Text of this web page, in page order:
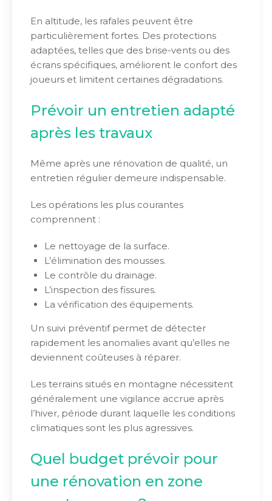
En altitude, les rafales peuvent être
particulièrement fortes. Des protections
adaptées, telles que des brise-vents ou des
écrans spécifiques, améliorent le confort des
joueurs et limitent certaines dégradations.
Prévoir un entretien adapté
après les travaux
Même après une rénovation de qualité, un
entretien régulier demeure indispensable.
Les opérations les plus courantes
comprennent :
Le nettoyage de la surface.
L’élimination des mousses.
Le contrôle du drainage.
L’inspection des fissures.
La vérification des équipements.
Un suivi préventif permet de détecter
rapidement les anomalies avant qu’elles ne
deviennent coûteuses à réparer.
Les terrains situés en montagne nécessitent
généralement une vigilance accrue après
l’hiver, période durant laquelle les conditions
climatiques sont les plus agressives.
Quel budget prévoir pour
une rénovation en zone